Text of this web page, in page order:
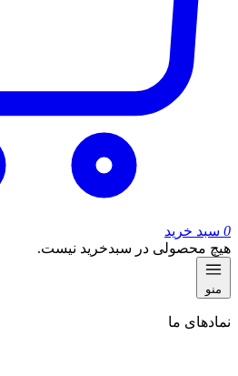
0 سبد خرید
هیچ محصولی در سبدخرید نیست.
منو
نماد‌های ما